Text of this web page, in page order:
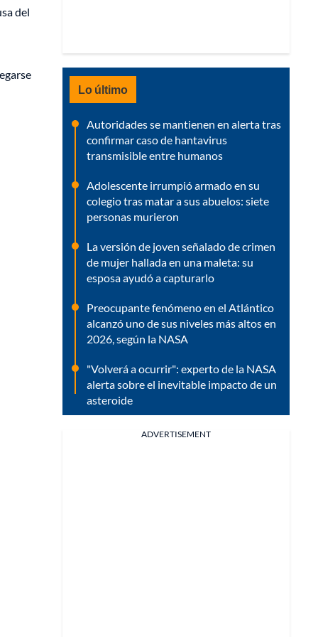
del
Lo último
Autoridades se mantienen en alerta tras
confirmar caso de hantavirus
transmisible entre humanos
Adolescente irrumpió armado en su
colegio tras matar a sus abuelos: siete
personas murieron
La versión de joven señalado de crimen
de mujer hallada en una maleta: su
esposa ayudó a capturarlo
Preocupante fenómeno en el Atlántico
alcanzó uno de sus niveles más altos en
2026, según la NASA
"Volverá a ocurrir": experto de la NASA
alerta sobre el inevitable impacto de un
asteroide
ADVERTISEMENT